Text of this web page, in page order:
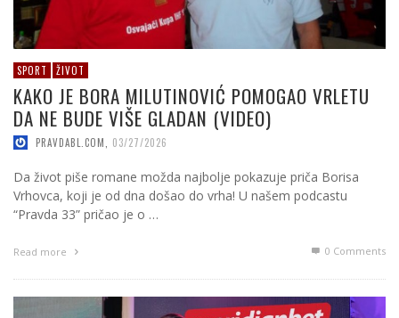
SPORT ŽIVOT
KAKO JE BORA MILUTINOVIĆ POMOGAO VRLETU
DA NE BUDE VIŠE GLADAN (VIDEO)
PRAVDABL.COM 03/27/2026
Da život piše romane možda najbolje pokazuje priča Borisa
Vrhovca, koji je od dna došao do vrha! U našem podcastu
“Pravda 33” pričao je o …
Read more 0 Comments